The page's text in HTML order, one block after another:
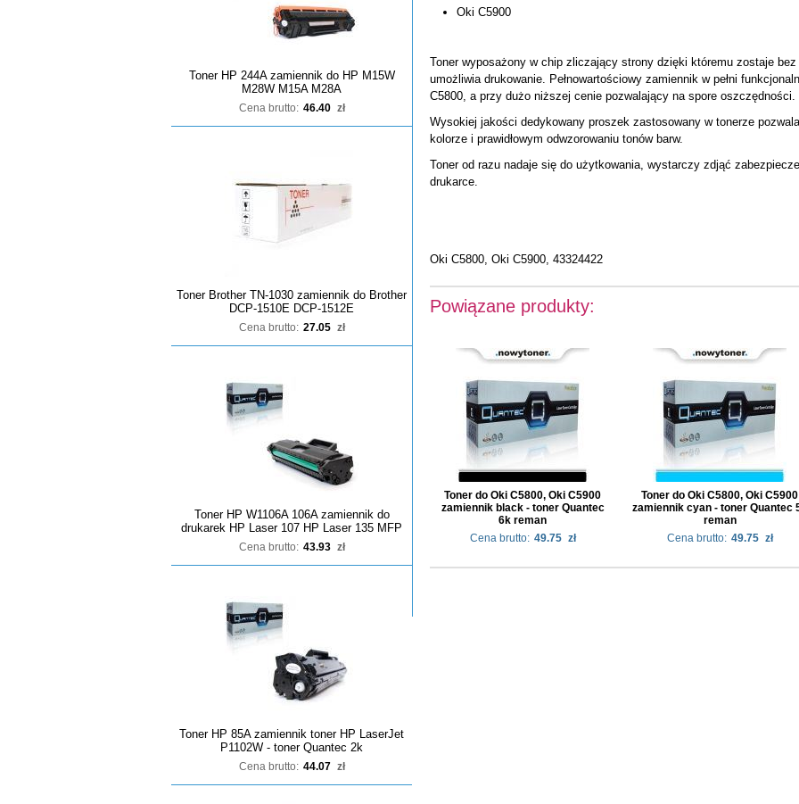
Toner HP 244A zamiennik do HP M15W
M28W M15A M28A
Cena brutto: 46.40 zł
Toner Brother TN-1030 zamiennik do Brother
DCP-1510E DCP-1512E
Cena brutto: 27.05 zł
Toner HP W1106A 106A zamiennik do
drukarek HP Laser 107 HP Laser 135 MFP
Cena brutto: 43.93 zł
Toner HP 85A zamiennik toner HP LaserJet
P1102W - toner Quantec 2k
Cena brutto: 44.07 zł
Oki C5900
Toner wyposażony w chip zliczający strony dzięki któremu zostaje
umożliwia drukowanie. Pełnowartościowy zamiennik w pełni
C5800, a przy dużo niższej cenie pozwalający na spore oszczędności.
Wysokiej jakości dedykowany proszek zastosowany w tonerze
kolorze i prawidłowym odwzorowaniu tonów barw.
Toner od razu nadaje się do użytkowania, wystarczy zdjąć
drukarce.
Oki C5800, Oki C5900, 43324422
Powiązane produkty:
Toner do Oki C5800, Oki C5900
zamiennik black - toner Quantec
6k reman
Cena brutto: 49.75 zł
Toner do Oki C5800, Oki C5900
zamiennik cyan - toner Quantec
reman
Cena brutto: 49.75 zł